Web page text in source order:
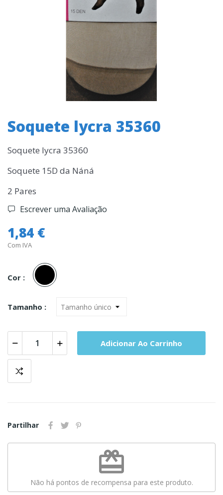
Soquete lycra 35360
Soquete lycra 35360
Soquete 15D da Náná
2 Pares
Escrever uma Avaliação
1,84 €
Com IVA
Cor :
Preto
Tamanho :
Adicionar Ao Carrinho
Partilhar
redeem
Não há pontos de recompensa para este produto.